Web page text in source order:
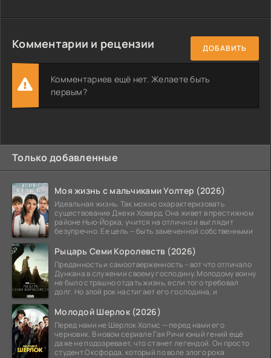
Комментарии и рецензии ДОБАВИТЬ
Комментариев ещё нет. Желаете быть
первым?
Только добавленные
Моя жизнь с мальчиками Уолтер (2026)
Идеальная жизнь. Так можно охарактеризовать
существование Джеки Ховард. Она живет в престижном
районе Нью-Йорка, учится на отлично и выглядит
безупречно. Ее цель — быть замеченной собственными
Рыцарь Семи Королевств (2026)
Преданность и самоотверженность – вот что отличало
Дункана в служении своему господину. Молодому воину
не было страшно отдать жизнь, если того требовал
долг. Но злой рок настигает его господина, и
Молодой Шерлок (2026)
Перед нами не Шерлок Холмс — перед нами его
черновик. В новом сериале Гая Ричи юный гений ещё
даже не подозревает, что станет легендой. Он просто
студент Оксфорда, который по воле злого рока